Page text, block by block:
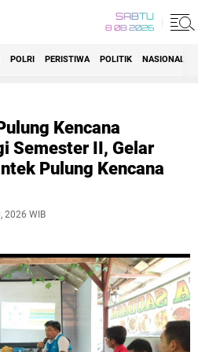
SABTU
8 08 2026
POLRI PERISTIWA POLITIK NASIONAL
Kencana
Semester II, Gelar
Pulung Kencana
2026 WIB